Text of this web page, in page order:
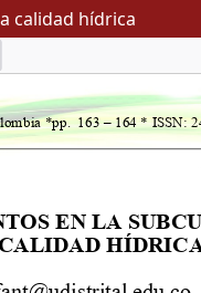
calidad hídrica